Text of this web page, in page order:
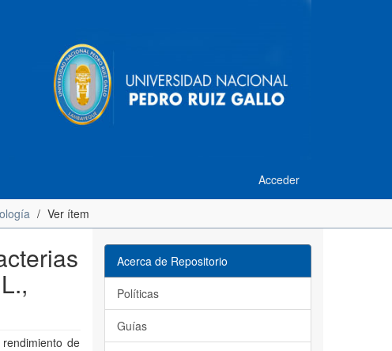
Acceder
Ver ítem
de
Acerca de Repositorio
Políticas
Guías